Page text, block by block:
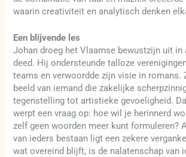
waarin creativiteit en analytisch denken
Een blijvende les
Johan droeg het Vlaamse bewustzijn uit in
deed. Hij ondersteunde talloze
teams en verwoordde zijn visie in romans.
beeld van iemand die zakelijke
tegenstelling tot artistieke gevoeligheid.
werpt een vraag op: hoe wil je herinnerd
zelf geen woorden meer kunt formuleren?
van ieders bestaan ligt een zekere
wat overeind blijft, is de nalatenschap van